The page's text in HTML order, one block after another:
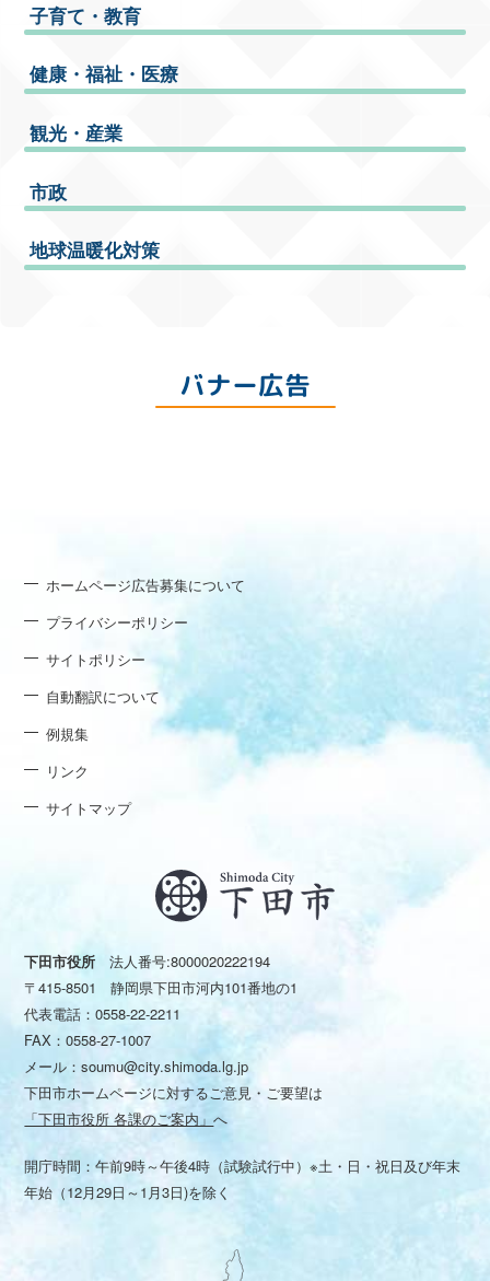
子育て・教育
健康・福祉・医療
観光・産業
市政
地球温暖化対策
バナー広告
ホームページ広告募集について
プライバシーポリシー
サイトポリシー
自動翻訳について
例規集
リンク
サイトマップ
下田市役所 法人番号:8000020222194
〒415-8501 静岡県下田市河内101番地の1
代表電話：0558-22-2211
FAX：0558-27-1007
メール：soumu@city.shimoda.lg.jp
下田市ホームページに対するご意見・ご要望は
「下田市役所 各課のご案内」へ
開庁時間：午前9時～午後4時（試験試行中）※土・日・祝日及び年末
年始（12月29日～1月3日)を除く